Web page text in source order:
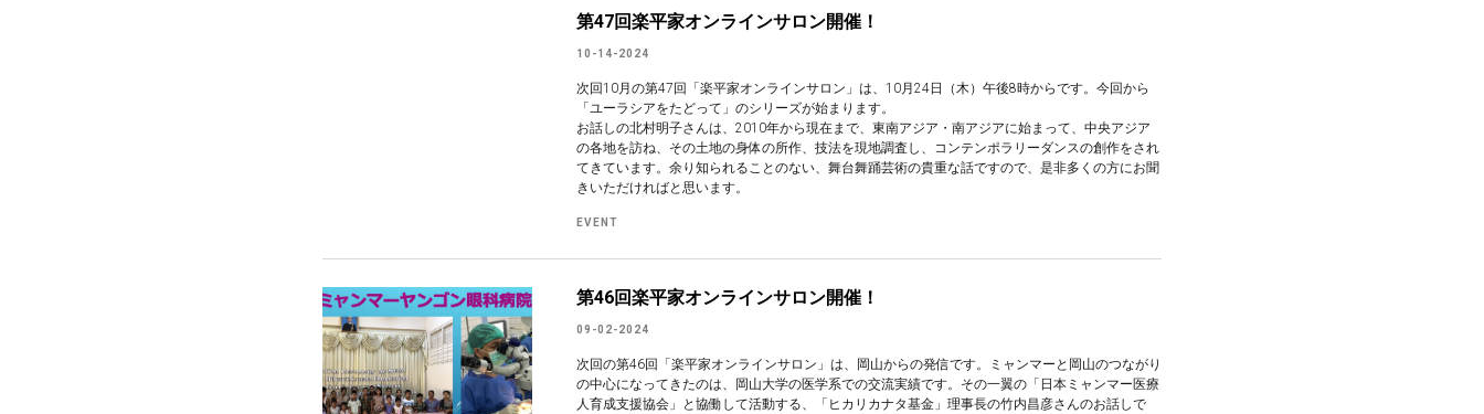
第47回楽平家オンラインサロン開催！
10-14-2024
次回10月の第47回「楽平家オンラインサロン」は、10月24日（木）午後8時からです。今回から
「ユーラシアをたどって」のシリーズが始まります。
お話しの北村明子さんは、2010年から現在まで、東南アジア・南アジアに始まって、中央アジア
の各地を訪ね、その土地の身体の所作、技法を現地調査し、コンテンポラリーダンスの創作をされ
てきています。余り知られることのない、舞台舞踊芸術の貴重な話ですので、是非多くの方にお聞
きいただければと思います。
EVENT
第46回楽平家オンラインサロン開催！
09-02-2024
次回の第46回「楽平家オンラインサロン」は、岡山からの発信です。ミャンマーと岡山のつながり
の中心になってきたのは、岡山大学の医学系での交流実績です。その一翼の「日本ミャンマー医療
人育成支援協会」と協働して活動する、「ヒカリカナタ基金」理事長の竹内昌彦さんのお話しで